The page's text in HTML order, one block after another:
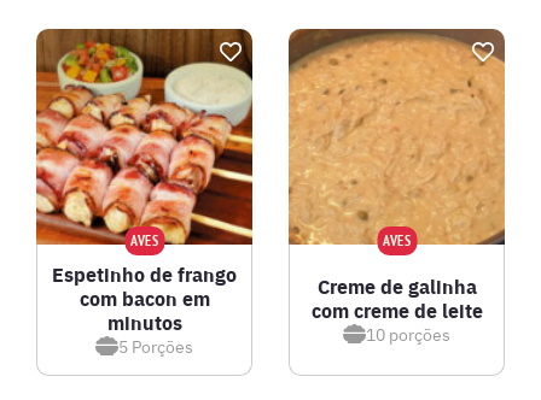
AVES
Espetinho de frango
com bacon em
minutos
5 Porções
AVES
Creme de galinha
com creme de leite
10 porções